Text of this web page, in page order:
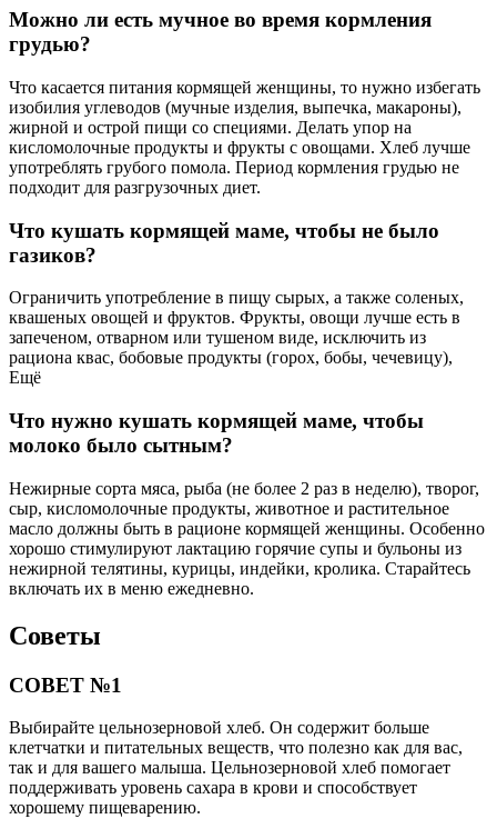
Можно ли есть мучное во время кормления
грудью?
Что касается питания кормящей женщины, то нужно избегать
изобилия углеводов (мучные изделия, выпечка, макароны),
жирной и острой пищи со специями. Делать упор на
кисломолочные продукты и фрукты с овощами. Хлеб лучше
употреблять грубого помола. Период кормления грудью не
подходит для разгрузочных диет.
Что кушать кормящей маме, чтобы не было
газиков?
Ограничить употребление в пищу сырых, а также соленых,
квашеных овощей и фруктов. Фрукты, овощи лучше есть в
запеченом, отварном или тушеном виде, исключить из
рациона квас, бобовые продукты (горох, бобы, чечевицу),
Ещё
Что нужно кушать кормящей маме, чтобы
молоко было сытным?
Нежирные сорта мяса, рыба (не более 2 раз в неделю), творог,
сыр, кисломолочные продукты, животное и растительное
масло должны быть в рационе кормящей женщины. Особенно
хорошо стимулируют лактацию горячие супы и бульоны из
нежирной телятины, курицы, индейки, кролика. Старайтесь
включать их в меню ежедневно.
Советы
СОВЕТ №1
Выбирайте цельнозерновой хлеб. Он содержит больше
клетчатки и питательных веществ, что полезно как для вас,
так и для вашего малыша. Цельнозерновой хлеб помогает
поддерживать уровень сахара в крови и способствует
хорошему пищеварению.